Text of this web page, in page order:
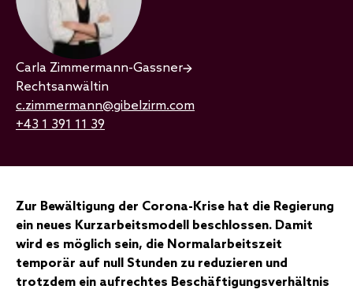
Carla Zimmermann-Gassner
Rechtsanwältin
c.zimmermann@gibelzirm.com
+43 1 391 11 39
Zur Bewältigung der Corona-Krise hat die Regierung
ein neues Kurzarbeitsmodell beschlossen. Damit
wird es möglich sein, die Normalarbeitszeit
temporär auf null Stunden zu reduzieren und
trotzdem ein aufrechtes Beschäftigungsverhältnis